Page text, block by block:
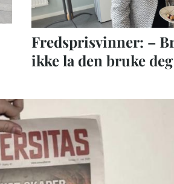
Fredsprisvinner: –
ikke la den bruke deg